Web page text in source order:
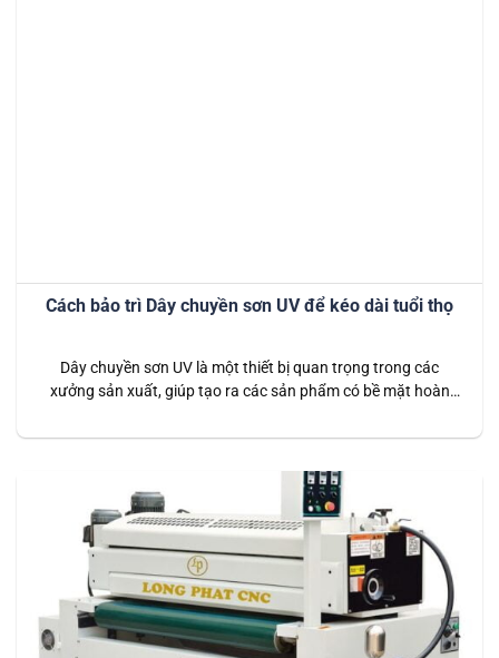
Cách bảo trì Dây chuyền sơn UV để kéo dài tuổi thọ
Dây chuyền sơn UV là một thiết bị quan trọng trong các
xưởng sản xuất, giúp tạo ra các sản phẩm có bề mặt hoàn
động hiệu quả và bền bỉ theo thời gian, việc bảo trì định kỳ là